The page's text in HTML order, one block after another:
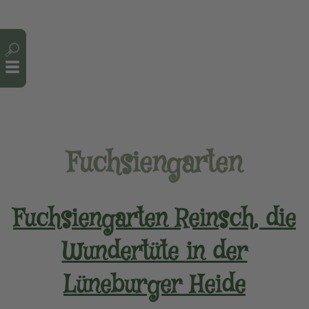
Fuchsiengarten
Fuchsiengarten Reinsch, die
Wundertüte in der
Lüneburger Heide